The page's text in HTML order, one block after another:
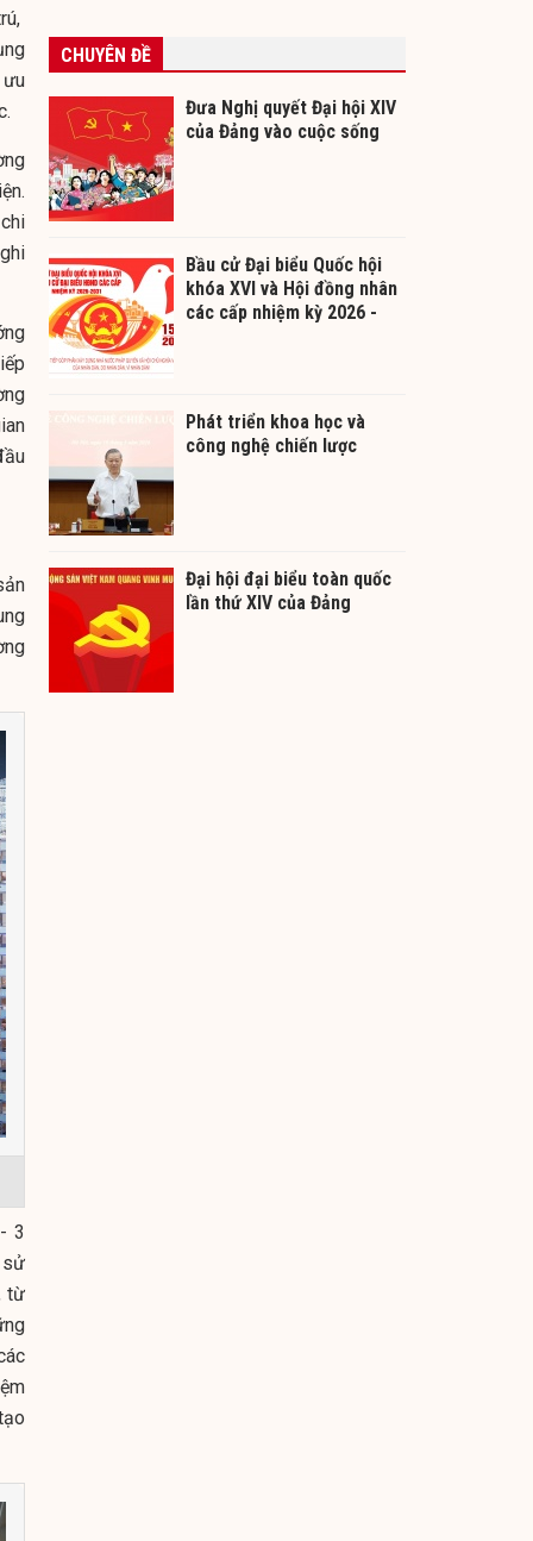
3
sử
từ
CHUYÊN ĐỀ
Đưa Nghị quyết Đại hội XIV
của Đảng vào cuộc sống
Bầu cử Đại biểu Quốc hội
khóa XVI và Hội đồng nhân
các cấp nhiệm kỳ 2026 -
Phát triển khoa học và
công nghệ chiến lược
Đại hội đại biểu toàn quốc
lần thứ XIV của Đảng